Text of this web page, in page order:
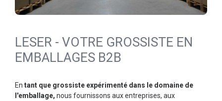
LESER - VOTRE GROSSISTE EN
EMBALLAGES B2B
En tant que grossiste expérimenté dans le domaine de
l'emballage, nous fournissons aux entreprises, aux